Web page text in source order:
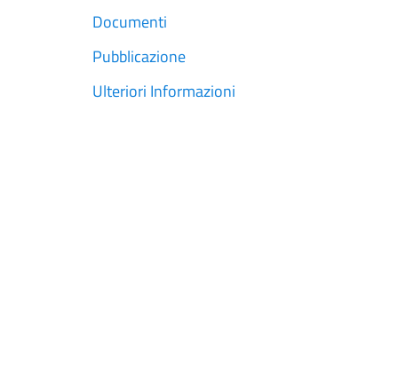
Documenti
Pubblicazione
Ulteriori Informazioni